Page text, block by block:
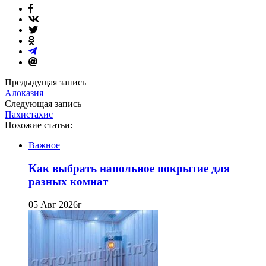
Предыдущая запись
Алоказия
Следующая запись
Пахистахис
Похожие статьи:
Важное
Как выбрать напольное покрытие для
разных комнат
05 Авг 2026г